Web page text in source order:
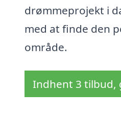
drømmeprojekt i
med at finde den
område.
Indhent 3 tilbud,